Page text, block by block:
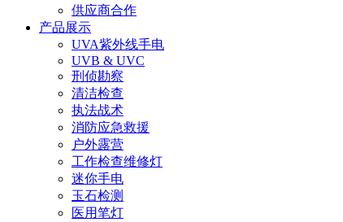
供应商合作
产品展示
UVA紫外线手电
UVB & UVC
刑侦勘察
清洁检查
执法战术
消防应急救援
户外露营
工作检查维修灯
迷你手电
玉石检测
医用笔灯